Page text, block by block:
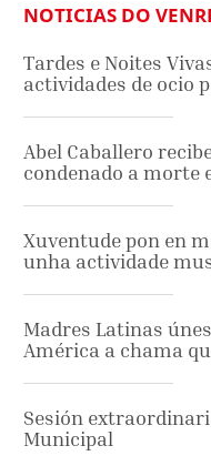
NOTICIAS DO
Tardes e Noites
actividades de ocio
Abel Caballero
condenado a morte
Xuventude pon en
unha actividade
Madres Latinas
América a chama
Sesión
Municipal